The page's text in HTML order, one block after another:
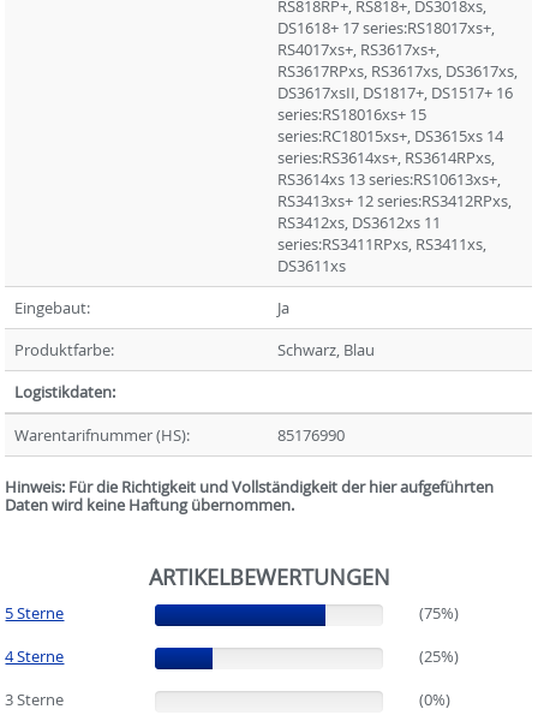
RS818RP+, RS818+, DS3018xs,
DS1618+ 17 series:RS18017xs+,
RS4017xs+, RS3617xs+,
RS3617RPxs, RS3617xs, DS3617xs,
DS3617xsII, DS1817+, DS1517+ 16
series:RS18016xs+ 15
series:RC18015xs+, DS3615xs 14
series:RS3614xs+, RS3614RPxs,
RS3614xs 13 series:RS10613xs+,
RS3413xs+ 12 series:RS3412RPxs,
RS3412xs, DS3612xs 11
series:RS3411RPxs, RS3411xs,
DS3611xs
Eingebaut:
Ja
Produktfarbe:
Schwarz, Blau
Logistikdaten:
Warentarifnummer (HS):
85176990
Hinweis: Für die Richtigkeit und Vollständigkeit der hier aufgeführten
Daten wird keine Haftung übernommen.
ARTIKELBEWERTUNGEN
5 Sterne (75%)
(75%)
4 Sterne
(25%)
(25%)
3 Sterne
(0%)